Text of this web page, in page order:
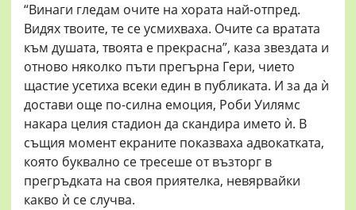
“Винаги гледам очите на хората най-отпред.
Видях твоите, те се усмихваха. Очите са вратата
към душата, твоята е прекрасна”, каза звездата и
отново няколко пъти прегърна Гери, чието
щастие усетиха всеки един в публиката. И за да ѝ
достави още по-силна емоция, Роби Уилямс
накара целия стадион да скандира името ѝ. В
същия момент екраните показваха адвокатката,
която буквално се тресеше от възторг в
прегръдката на своя приятелка, невярвайки
какво ѝ се случва.